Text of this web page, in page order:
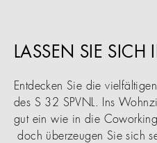
LASSEN SIE SICH
Entdecken Sie die
des S 32 SPVNL. Ins
gut ein wie in die
doch überzeugen Sie sich